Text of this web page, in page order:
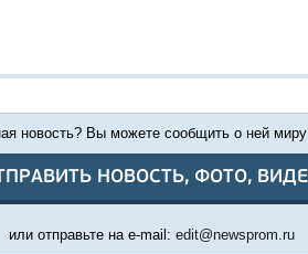
новость? Вы можете сообщить о ней
НОВОСТЬ, ФОТО,
или отправьте на e-mail: edit@newsprom.ru